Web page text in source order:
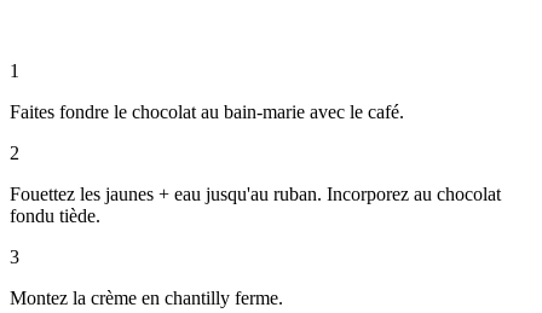
1
Faites fondre le chocolat au bain-marie avec le café.
2
Fouettez les jaunes + eau jusqu'au ruban. Incorporez au chocolat
fondu tiède.
3
Montez la crème en chantilly ferme.